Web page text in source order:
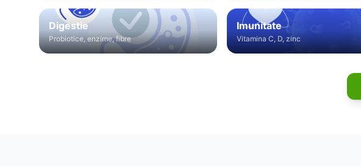
Digestie
Probiotice, enzime, fibre
Imunitate
Vitamina C, D, zinc